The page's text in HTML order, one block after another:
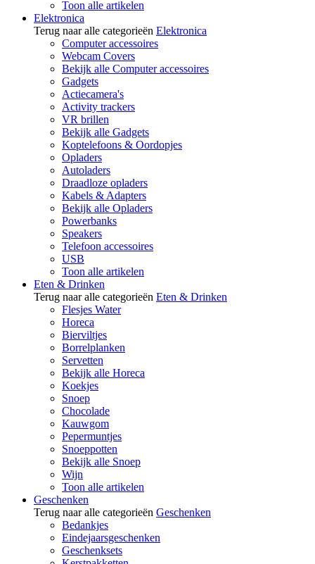
Toon alle artikelen
Elektronica
Terug naar alle categorieën Elektronica
Computer accessoires
Webcam Covers
Bekijk alle Computer accessoires
Gadgets
Actiecamera's
Activity trackers
VR brillen
Bekijk alle Gadgets
Koptelefoons & Oordopjes
Opladers
Autoladers
Draadloze opladers
Kabels & Adapters
Bekijk alle Opladers
Powerbanks
Speakers
Telefoon accessoires
USB
Toon alle artikelen
Eten & Drinken
Terug naar alle categorieën Eten & Drinken
Flesjes Water
Horeca
Bierviltjes
Borrelplanken
Servetten
Bekijk alle Horeca
Koekjes
Snoep
Chocolade
Kauwgom
Pepermuntjes
Snoeppotten
Bekijk alle Snoep
Wijn
Toon alle artikelen
Geschenken
Terug naar alle categorieën Geschenken
Bedankjes
Eindejaarsgeschenken
Geschenksets